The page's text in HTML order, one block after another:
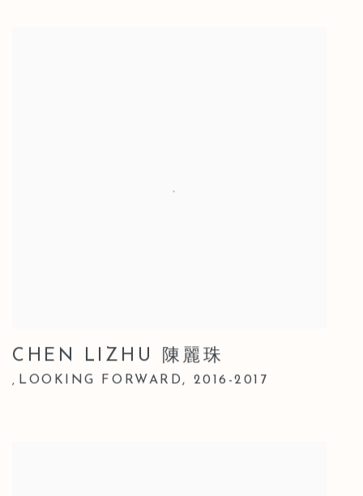
CHEN LIZHU 陳麗珠
, LOOKING FORWARD, 2016-2017